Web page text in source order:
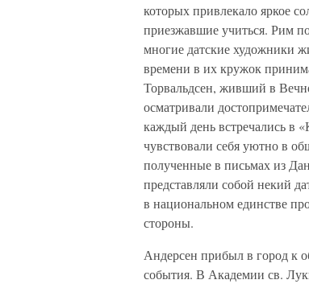
которых привлекало яркое
приезжавшие учиться. Рим
многие датские художники
времени в их кружок
Торвальдсен, живший в
осматривали
каждый день встречались в
чувствовали себя уютно в
полученные в письмах из
представляли собой некий
в национальном единстве
стороны.
Андерсен прибыл в город к
события. В Академии св.